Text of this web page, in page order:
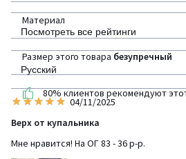
Материал
Размер этого товара безупречный
80% клиентов рекомендуют
Посмотреть все рейтинги
Русский
04/11/2025
Верх от купальника
Мне нравится! На ОГ 83 - 36 р-р.